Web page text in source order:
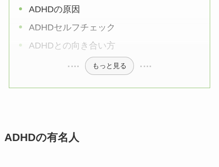
ADHDの原因
ADHDセルフチェック
ADHDとの向き合い方
もっと見る
ADHDの有名人